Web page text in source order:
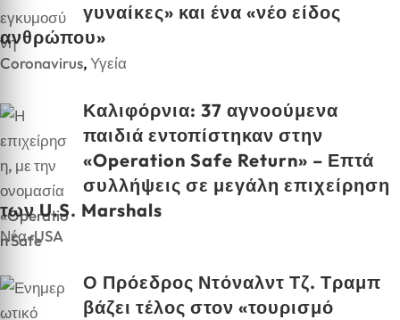
γυναίκες» και ένα «νέο είδος
ανθρώπου»
Coronavirus,Υγεία
Καλιφόρνια: 37 αγνοούμενα
παιδιά εντοπίστηκαν στην
«Operation Safe Return» – Επτά
συλλήψεις σε μεγάλη επιχείρηση
των U.S. Marshals
Νέα-USA
Ο Πρόεδρος Ντόναλντ Τζ. Τραμπ
βάζει τέλος στον «τουρισμό